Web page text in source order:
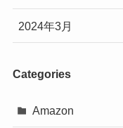
2024年3月
Categories
Amazon